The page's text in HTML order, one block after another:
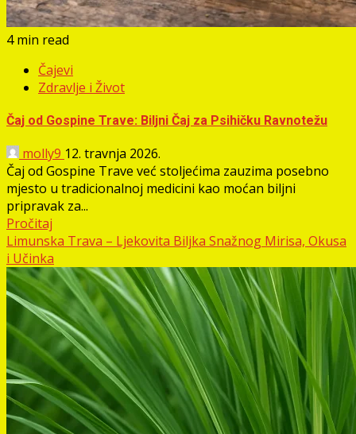
4 min read
Čajevi
Zdravlje i Život
Čaj od Gospine Trave: Biljni Čaj za Psihičku Ravnotežu
molly9 12. travnja 2026.
Čaj od Gospine Trave već stoljećima zauzima posebno
mjesto u tradicionalnoj medicini kao moćan biljni
pripravak za...
Pročitaj
Limunska Trava – Ljekovita Biljka Snažnog Mirisa, Okusa
i Učinka